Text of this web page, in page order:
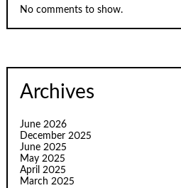
No comments to show.
Archives
June 2026
December 2025
June 2025
May 2025
April 2025
March 2025